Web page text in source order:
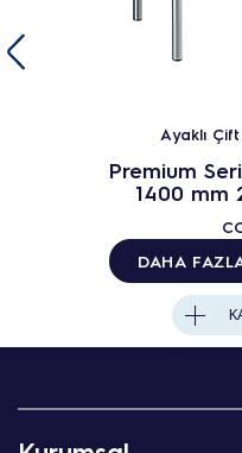
Ayaklı
Premium
1400 mm
DAHA